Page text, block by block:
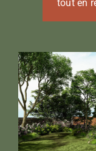
tout en